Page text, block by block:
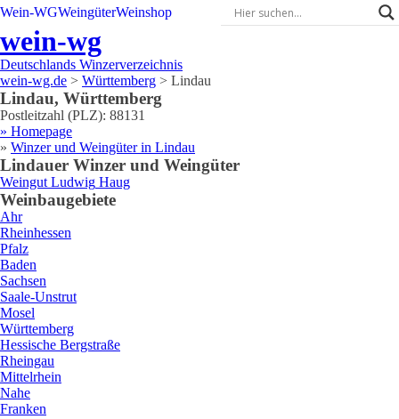
Wein-WGWeingüterWeinshop
wein-wg
Deutschlands Winzerverzeichnis
wein-wg.de > Württemberg > Lindau
Lindau, Württemberg
Postleitzahl (PLZ): 88131
» Homepage
» Winzer und Weingüter in Lindau
Lindauer Winzer und Weingüter
Weingut Ludwig Haug
Weinbaugebiete
Ahr
Rheinhessen
Pfalz
Baden
Sachsen
Saale-Unstrut
Mosel
Württemberg
Hessische Bergstraße
Rheingau
Mittelrhein
Nahe
Franken